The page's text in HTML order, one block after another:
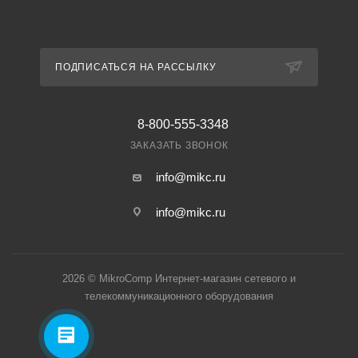
ПОДПИСАТЬСЯ НА РАССЫЛКУ
8-800-555-3348
ЗАКАЗАТЬ ЗВОНОК
info@mikc.ru
info@mikc.ru
2026 © MikroComp Интернет-магазин сетевого и
телекоммуникационного оборудования